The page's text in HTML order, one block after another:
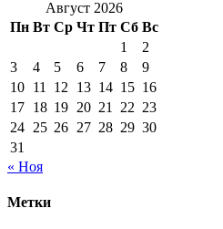
Август 2026
Пн Вт Ср Чт Пт Сб Вс
1
2
3
4 5 6 7 8
9
10 11 12 13 14 15 16
17 18 19 20 21 22 23
24 25 26 27 28 29 30
31
« Ноя
Метки